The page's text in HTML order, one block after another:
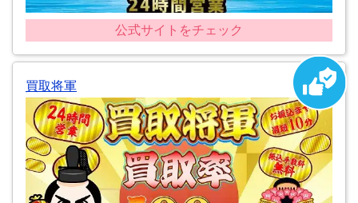
公式サイトをチェック
買取将軍